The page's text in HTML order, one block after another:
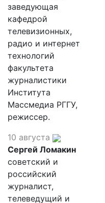
заведующая
кафедрой
телевизионных,
радио и интернет
технологий
факультета
журналистики
Института
Массмедиа РГГУ,
режиссер.
10 августа
Сергей Ломакин
советский и
российский
журналист,
телеведущий и